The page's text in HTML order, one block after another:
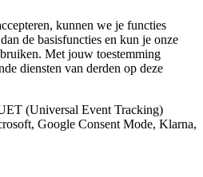
kunnen we je functies
de basisfuncties en kun je onze
Met jouw toestemming
diensten van derden op deze
(Universal Event Tracking)
Google Consent Mode, Klarna,